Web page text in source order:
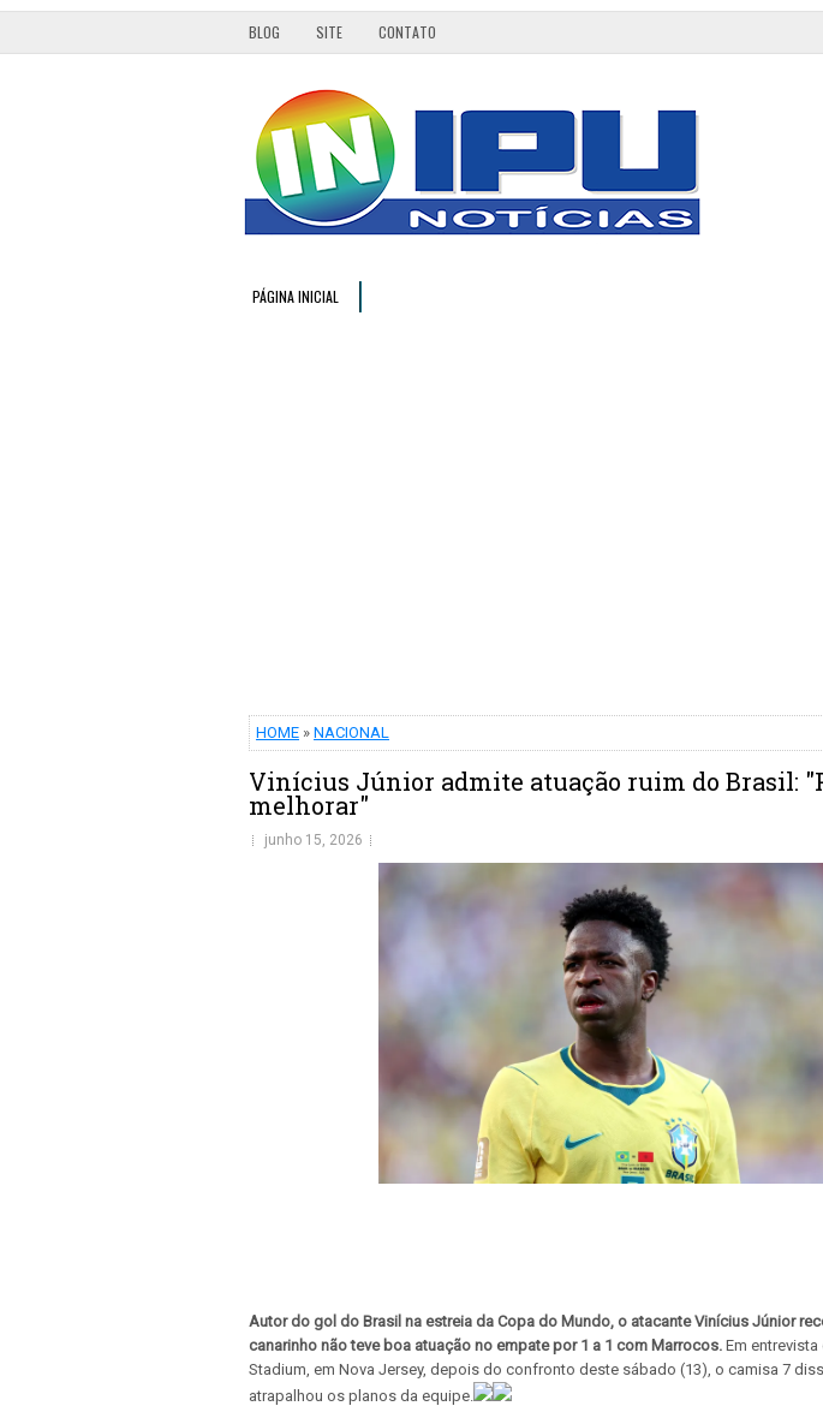
BLOG SITE CONTATO
PÁGINA INICIAL
HOME » NACIONAL
Vinícius Júnior admite atuação ruim do Brasil:
melhorar"
junho 15, 2026
Autor do gol do Brasil na estreia da Copa do Mundo, o atacante Vinícius Júnior
canarinho não teve boa atuação no empate por 1 a 1 com Marrocos. Em
Stadium, em Nova Jersey, depois do confronto deste sábado (13), o camisa 7
atrapalhou os planos da equipe.